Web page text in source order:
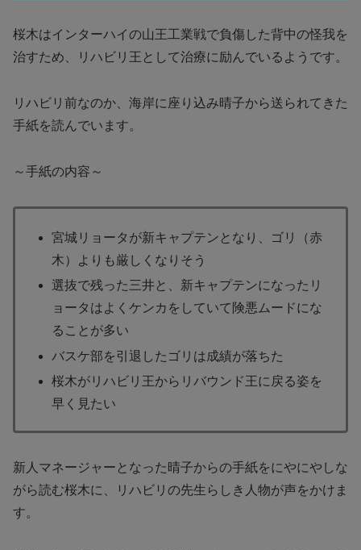
桜木はインターハイの山王工業戦で負傷した背中の怪我を
治すため、リハビリ王として治療に励んでいるようです。
リハビリ前なのか、海岸に座り込み晴子から送られてきた
手紙を読んでいます。
～手紙の内容～
宮城リョータが新キャプテンとなり、ゴリ（赤
木）よりも厳しくなりそう
選抜で残った三井と、新キャプテンになったリ
ョータはよくケンカをしていて険悪ムードにな
ることが多い
バスケ部を引退したゴリは成績が落ちた
桜木がリハビリ王からリバウンド王に戻る姿を
早く見たい
新人マネージャーとなった晴子からの手紙をにやにやしな
がら読む桜木に、リハビリの先生らしき人物が声をかけま
す。